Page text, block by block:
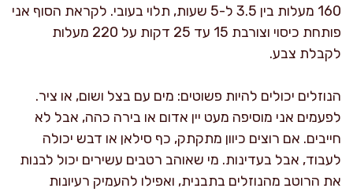
160 מעלות בין 3.5 ל-5 שעות, תלוי בעובי. לקראת הסוף אני
פותחת כיסוי וצורבת 15 עד 25 דקות על 220 מעלות
לקבלת צבע.
הנוזלים יכולים להיות פשוטים: מים עם בצל ושום, או ציר.
לפעמים אני מוסיפה מעט יין אדום או בירה כהה, אבל לא
חייבים. אם רוצים כיוון מתקתק, כף סילאן או דבש יכולה
לעבוד, אבל בעדינות. מי שאוהב רטבים עשירים יכול לבנות
את הרוטב מהנוזלים בתבנית, ואפילו להעמיק רעיונות